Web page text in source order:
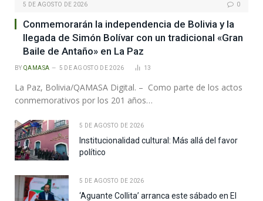
5 DE AGOSTO DE 2026 0
Conmemorarán la independencia de Bolivia y la
llegada de Simón Bolívar con un tradicional «Gran
Baile de Antaño» en La Paz
BY QAMASA 5 DE AGOSTO DE 2026 13
La Paz, Bolivia/QAMASA Digital. – Como parte de los actos
conmemorativos por los 201 años…
5 DE AGOSTO DE 2026
Institucionalidad cultural: Más allá del favor
político
5 DE AGOSTO DE 2026
‘Aguante Collita’ arranca este sábado en El